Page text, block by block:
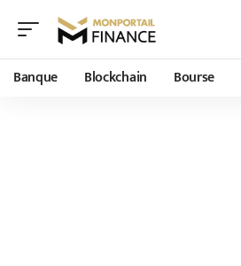
Banque Blockchain Bourse